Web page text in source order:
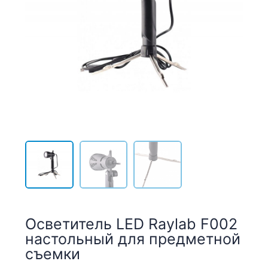
Осветитель LED Raylab F002
настольный для предметной
съемки